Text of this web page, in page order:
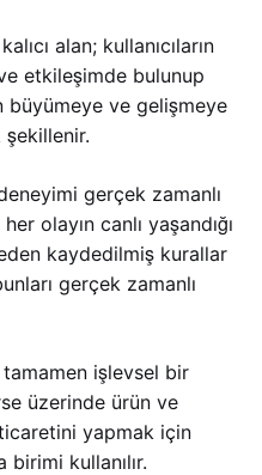
alan; kullanıcıların
etkileşimde bulunup
büyümeye ve gelişmeye
deneyimi gerçek zamanlı
olayın canlı yaşandığı
kaydedilmiş kurallar
gerçek zamanlı
işlevsel bir
üzerinde ürün ve
yapmak için
kullanılır.